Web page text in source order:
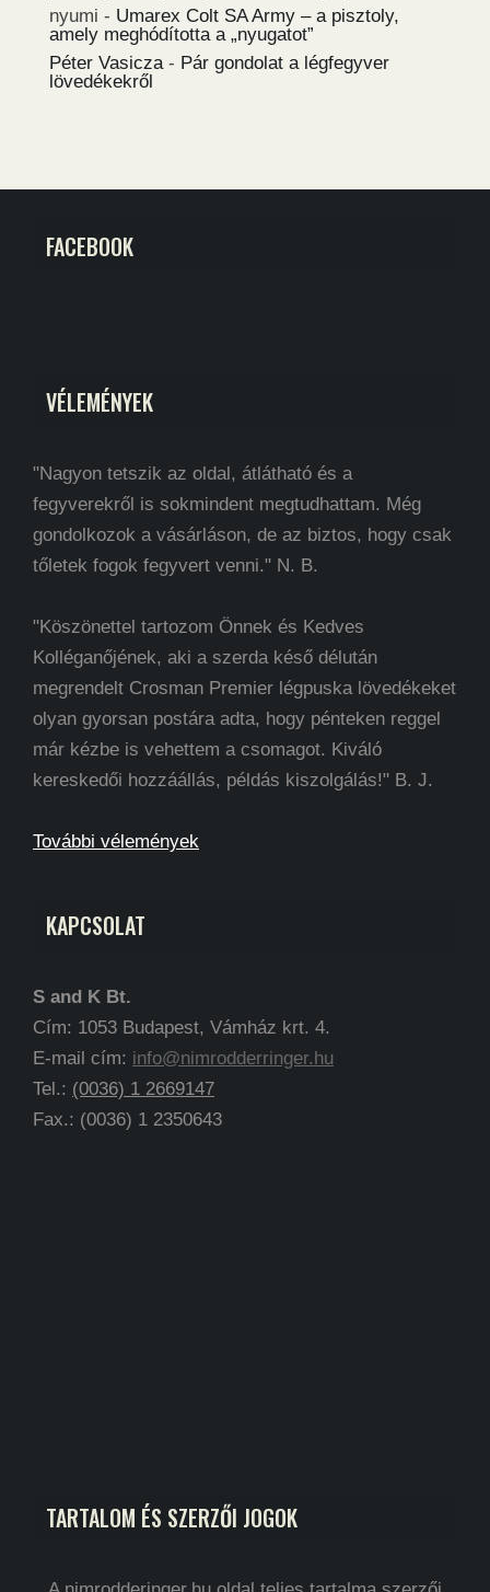
nyumi - Umarex Colt SA Army – a pisztoly,
amely meghódította a „nyugatot”
Péter Vasicza - Pár gondolat a légfegyver
lövedékekről
FACEBOOK
VÉLEMÉNYEK
"Nagyon tetszik az oldal, átlátható és a
fegyverekről is sokmindent megtudhattam. Még
gondolkozok a vásárláson, de az biztos, hogy csak
tőletek fogok fegyvert venni." N. B.
"Köszönettel tartozom Önnek és Kedves
Kolléganőjének, aki a szerda késő délután
megrendelt Crosman Premier légpuska lövedékeket
olyan gyorsan postára adta, hogy pénteken reggel
már kézbe is vehettem a csomagot. Kiváló
kereskedői hozzáállás, példás kiszolgálás!" B. J.
További vélemények
KAPCSOLAT
S and K Bt.
Cím: 1053 Budapest, Vámház krt. 4.
E-mail cím: info@nimrodderringer.hu
Tel.: (0036) 1 2669147
Fax.: (0036) 1 2350643
TARTALOM ÉS SZERZŐI JOGOK